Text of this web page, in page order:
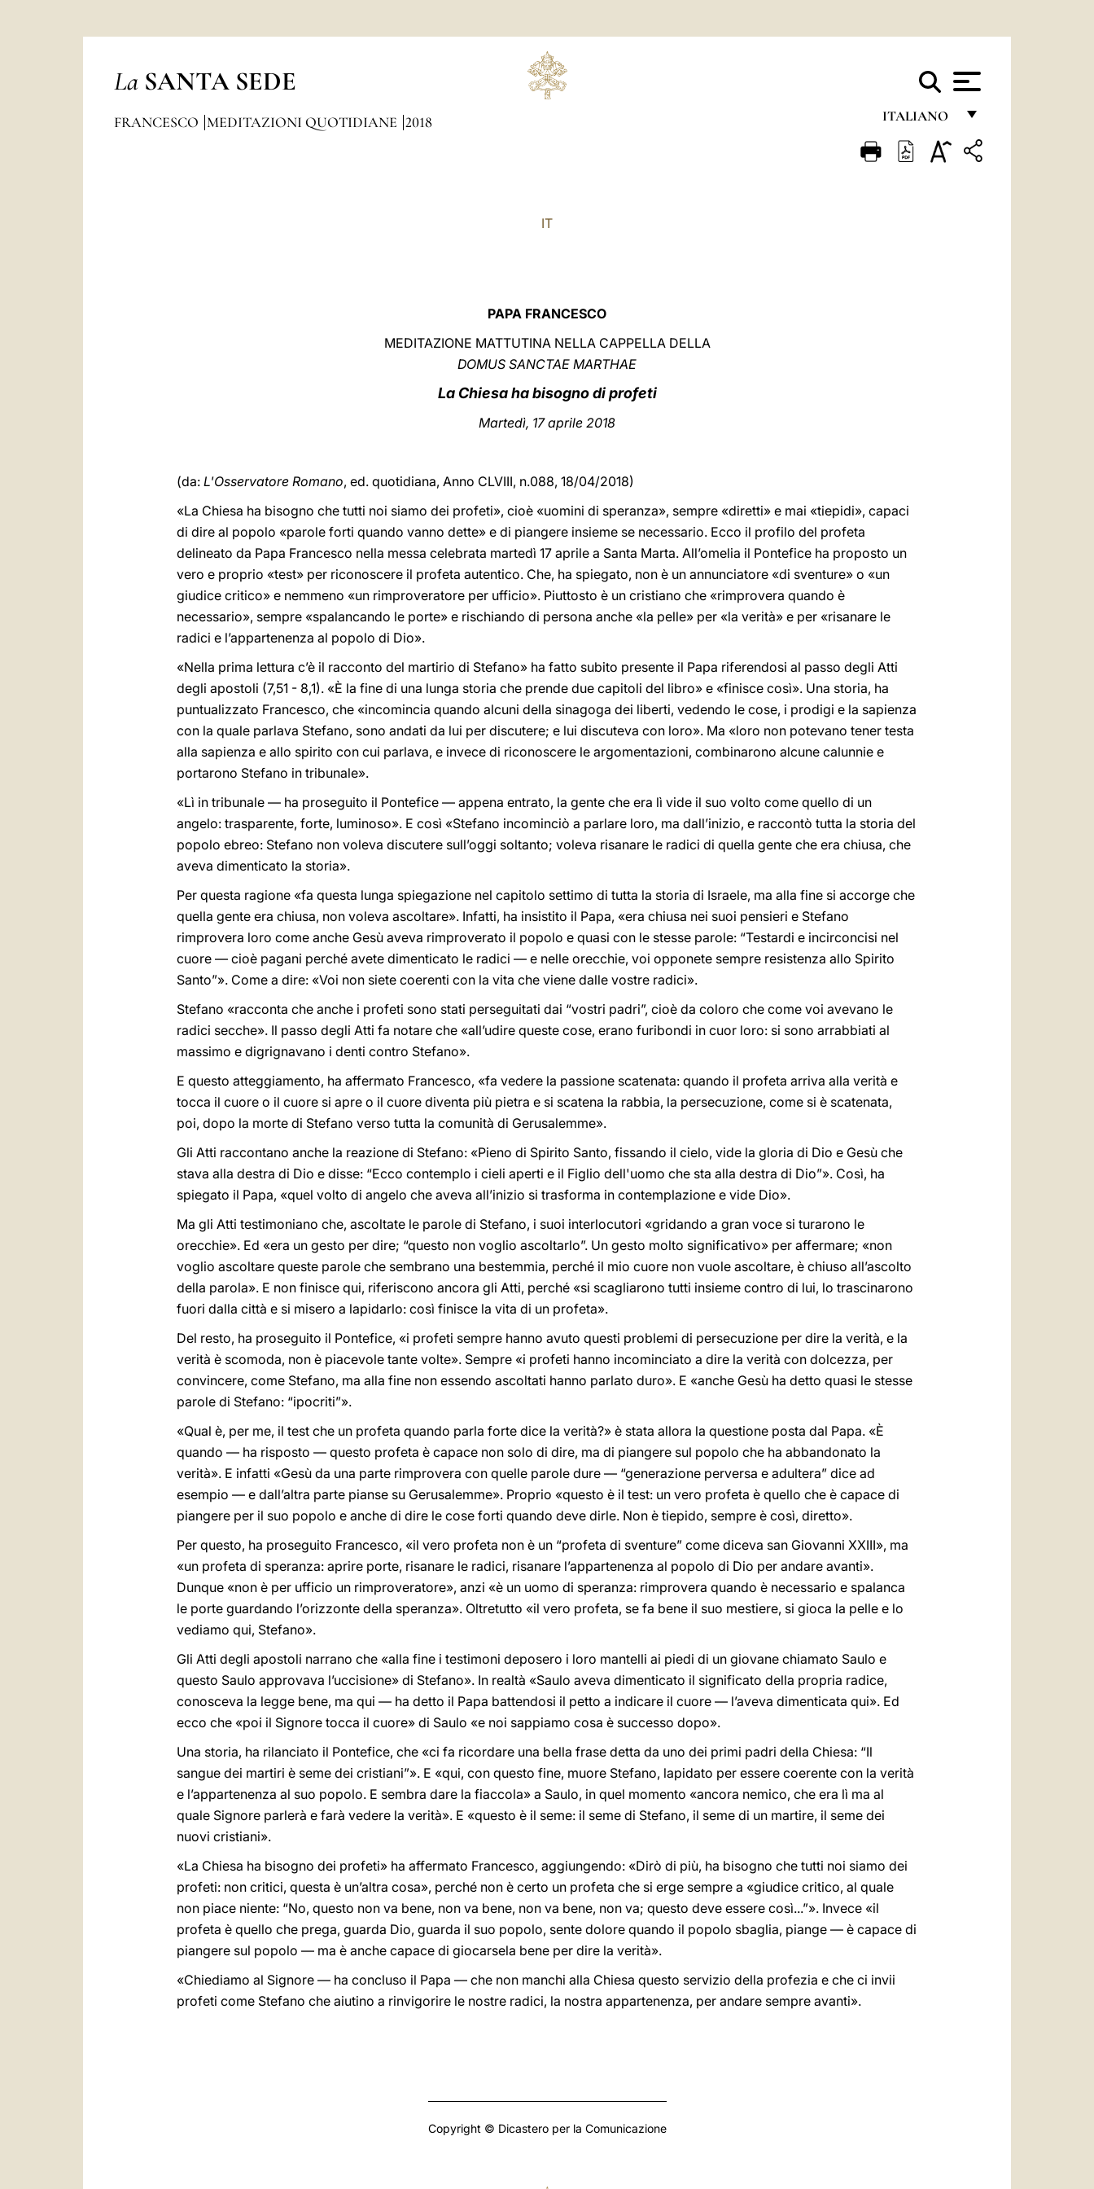
La SANTA SEDE
ITALIANO
FRANÇAIS
FRANCESCO MEDITAZIONI QUOTIDIANE 2018
IT
PAPA FRANCESCO
MEDITAZIONE MATTUTINA NELLA CAPPELLA DELLA
DOMUS SANCTAE MARTHAE
La Chiesa ha bisogno di profeti
Martedì, 17 aprile 2018
(da: L'Osservatore Romano, ed. quotidiana, Anno CLVIII, n.088, 18/04/2018)
«La Chiesa ha bisogno che tutti noi siamo dei profeti», cioè «uomini di speranza», sempre «diretti» e mai «tiepidi», capaci
di dire al popolo «parole forti quando vanno dette» e di piangere insieme se necessario. Ecco il profilo del profeta
delineato da Papa Francesco nella messa celebrata martedì 17 aprile a Santa Marta. All’omelia il Pontefice ha proposto un
vero e proprio «test» per riconoscere il profeta autentico. Che, ha spiegato, non è un annunciatore «di sventure» o «un
giudice critico» e nemmeno «un rimproveratore per ufficio». Piuttosto è un cristiano che «rimprovera quando è
necessario», sempre «spalancando le porte» e rischiando di persona anche «la pelle» per «la verità» e per «risanare le
radici e l’appartenenza al popolo di Dio».
«Nella prima lettura c’è il racconto del martirio di Stefano» ha fatto subito presente il Papa riferendosi al passo degli Atti
degli apostoli (7,51 - 8,1). «È la fine di una lunga storia che prende due capitoli del libro» e «finisce così». Una storia, ha
puntualizzato Francesco, che «incomincia quando alcuni della sinagoga dei liberti, vedendo le cose, i prodigi e la sapienza
con la quale parlava Stefano, sono andati da lui per discutere; e lui discuteva con loro». Ma «loro non potevano tener testa
alla sapienza e allo spirito con cui parlava, e invece di riconoscere le argomentazioni, combinarono alcune calunnie e
portarono Stefano in tribunale».
«Lì in tribunale — ha proseguito il Pontefice — appena entrato, la gente che era lì vide il suo volto come quello di un
angelo: trasparente, forte, luminoso». E così «Stefano incominciò a parlare loro, ma dall’inizio, e raccontò tutta la storia del
popolo ebreo: Stefano non voleva discutere sull’oggi soltanto; voleva risanare le radici di quella gente che era chiusa, che
aveva dimenticato la storia».
Per questa ragione «fa questa lunga spiegazione nel capitolo settimo di tutta la storia di Israele, ma alla fine si accorge che
quella gente era chiusa, non voleva ascoltare». Infatti, ha insistito il Papa, «era chiusa nei suoi pensieri e Stefano
rimprovera loro come anche Gesù aveva rimproverato il popolo e quasi con le stesse parole: “Testardi e incirconcisi nel
cuore — cioè pagani perché avete dimenticato le radici — e nelle orecchie, voi opponete sempre resistenza allo Spirito
Santo”». Come a dire: «Voi non siete coerenti con la vita che viene dalle vostre radici».
Stefano «racconta che anche i profeti sono stati perseguitati dai “vostri padri”, cioè da coloro che come voi avevano le
radici secche». Il passo degli Atti fa notare che «all’udire queste cose, erano furibondi in cuor loro: si sono arrabbiati al
massimo e digrignavano i denti contro Stefano».
E questo atteggiamento, ha affermato Francesco, «fa vedere la passione scatenata: quando il profeta arriva alla verità e
tocca il cuore o il cuore si apre o il cuore diventa più pietra e si scatena la rabbia, la persecuzione, come si è scatenata,
poi, dopo la morte di Stefano verso tutta la comunità di Gerusalemme».
Gli Atti raccontano anche la reazione di Stefano: «Pieno di Spirito Santo, fissando il cielo, vide la gloria di Dio e Gesù che
stava alla destra di Dio e disse: “Ecco contemplo i cieli aperti e il Figlio dell'uomo che sta alla destra di Dio”». Così, ha
spiegato il Papa, «quel volto di angelo che aveva all’inizio si trasforma in contemplazione e vide Dio».
Ma gli Atti testimoniano che, ascoltate le parole di Stefano, i suoi interlocutori «gridando a gran voce si turarono le
orecchie». Ed «era un gesto per dire; “questo non voglio ascoltarlo”. Un gesto molto significativo» per affermare; «non
voglio ascoltare queste parole che sembrano una bestemmia, perché il mio cuore non vuole ascoltare, è chiuso all’ascolto
della parola». E non finisce qui, riferiscono ancora gli Atti, perché «si scagliarono tutti insieme contro di lui, lo trascinarono
fuori dalla città e si misero a lapidarlo: così finisce la vita di un profeta».
Del resto, ha proseguito il Pontefice, «i profeti sempre hanno avuto questi problemi di persecuzione per dire la verità, e la
verità è scomoda, non è piacevole tante volte». Sempre «i profeti hanno incominciato a dire la verità con dolcezza, per
convincere, come Stefano, ma alla fine non essendo ascoltati hanno parlato duro». E «anche Gesù ha detto quasi le stesse
parole di Stefano: “ipocriti”».
«Qual è, per me, il test che un profeta quando parla forte dice la verità?» è stata allora la questione posta dal Papa. «È
quando — ha risposto — questo profeta è capace non solo di dire, ma di piangere sul popolo che ha abbandonato la
verità». E infatti «Gesù da una parte rimprovera con quelle parole dure — “generazione perversa e adultera” dice ad
esempio — e dall’altra parte pianse su Gerusalemme». Proprio «questo è il test: un vero profeta è quello che è capace di
piangere per il suo popolo e anche di dire le cose forti quando deve dirle. Non è tiepido, sempre è così, diretto».
Per questo, ha proseguito Francesco, «il vero profeta non è un “profeta di sventure” come diceva san Giovanni XXIII», ma
«un profeta di speranza: aprire porte, risanare le radici, risanare l’appartenenza al popolo di Dio per andare avanti».
Dunque «non è per ufficio un rimproveratore», anzi «è un uomo di speranza: rimprovera quando è necessario e spalanca
le porte guardando l’orizzonte della speranza». Oltretutto «il vero profeta, se fa bene il suo mestiere, si gioca la pelle e lo
vediamo qui, Stefano».
Gli Atti degli apostoli narrano che «alla fine i testimoni deposero i loro mantelli ai piedi di un giovane chiamato Saulo e
questo Saulo approvava l’uccisione» di Stefano». In realtà «Saulo aveva dimenticato il significato della propria radice,
conosceva la legge bene, ma qui — ha detto il Papa battendosi il petto a indicare il cuore — l’aveva dimenticata qui». Ed
ecco che «poi il Signore tocca il cuore» di Saulo «e noi sappiamo cosa è successo dopo».
Una storia, ha rilanciato il Pontefice, che «ci fa ricordare una bella frase detta da uno dei primi padri della Chiesa: “Il
sangue dei martiri è seme dei cristiani”». E «qui, con questo fine, muore Stefano, lapidato per essere coerente con la verità
e l’appartenenza al suo popolo. E sembra dare la fiaccola» a Saulo, in quel momento «ancora nemico, che era lì ma al
quale Signore parlerà e farà vedere la verità». E «questo è il seme: il seme di Stefano, il seme di un martire, il seme dei
nuovi cristiani».
«La Chiesa ha bisogno dei profeti» ha affermato Francesco, aggiungendo: «Dirò di più, ha bisogno che tutti noi siamo dei
profeti: non critici, questa è un’altra cosa», perché non è certo un profeta che si erge sempre a «giudice critico, al quale
non piace niente: “No, questo non va bene, non va bene, non va bene, non va; questo deve essere così...”». Invece «il
profeta è quello che prega, guarda Dio, guarda il suo popolo, sente dolore quando il popolo sbaglia, piange — è capace di
piangere sul popolo — ma è anche capace di giocarsela bene per dire la verità».
«Chiediamo al Signore — ha concluso il Papa — che non manchi alla Chiesa questo servizio della profezia e che ci invii
profeti come Stefano che aiutino a rinvigorire le nostre radici, la nostra appartenenza, per andare sempre avanti».
Copyright © Dicastero per la Comunicazione